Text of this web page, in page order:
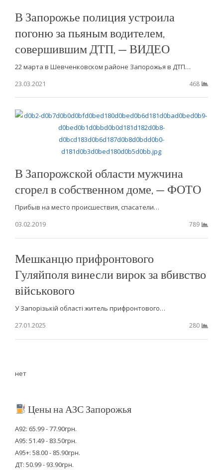
В Запорожье полиция устроила
погоню за пьяным водителем,
совершившим ДТП, — ВИДЕО
22 марта в Шевченковском районе Запорожья в ДТП…
23.03.2021
468
В Запорожской области мужчина
сгорел в собственном доме, — ФОТО
Прибыв на место происшествия, спасатели…
03.02.2019
789
Мешканцю прифронтового
Гуляйполя винесли вирок за вбивство
військового
У Запорізькій області житель прифронтового…
27.01.2025
280
нет
Цены на АЗС Запорожья
А92: 65.99 - 77.90грн.
А95: 51.49 - 83.50грн.
А95+: 58.00 - 85.90грн.
ДТ: 50.99 - 93.90грн.